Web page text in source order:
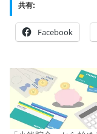
共有:
Facebook